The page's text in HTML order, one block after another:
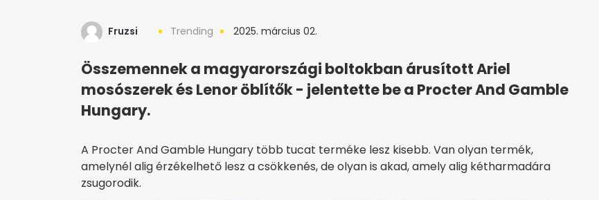
Fruzsi Trending 2025. március 02.
Összemennek a magyarországi boltokban árusított Ariel
mosószerek és Lenor öblítők - jelentette be a Procter And Gamble
Hungary.
A Procter And Gamble Hungary több tucat terméke lesz kisebb. Van olyan termék,
amelynél alig érzékelhető lesz a csökkenés, de olyan is akad, amely alig kétharmadára
zsugorodik.